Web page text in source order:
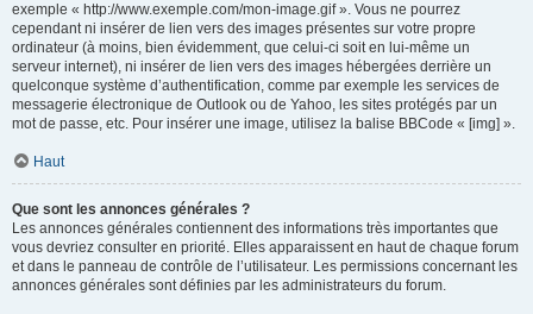
exemple « http://www.exemple.com/mon-image.gif ». Vous ne pourrez
cependant ni insérer de lien vers des images présentes sur votre propre
ordinateur (à moins, bien évidemment, que celui-ci soit en lui-même un
serveur internet), ni insérer de lien vers des images hébergées derrière un
quelconque système d’authentification, comme par exemple les services de
messagerie électronique de Outlook ou de Yahoo, les sites protégés par un
mot de passe, etc. Pour insérer une image, utilisez la balise BBCode « [img] ».
Haut
Que sont les annonces générales ?
Les annonces générales contiennent des informations très importantes que
vous devriez consulter en priorité. Elles apparaissent en haut de chaque forum
et dans le panneau de contrôle de l’utilisateur. Les permissions concernant les
annonces générales sont définies par les administrateurs du forum.